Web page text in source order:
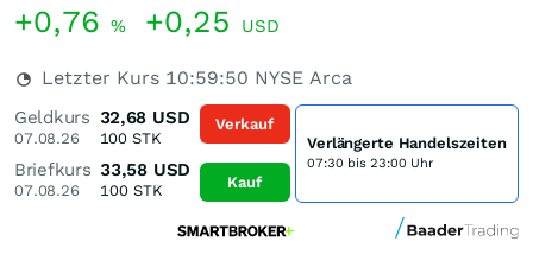
+0,76 % +0,25 USD
Letzter Kurs 10:59:50 NYSE Arca
Geldkurs
07.08.26
32,68 USD
100 STK
Briefkurs
07.08.26
33,58 USD
100STK
Verkauf
Kauf
Verlängerte Handelszeiten
07:30 bis 23:00 Uhr